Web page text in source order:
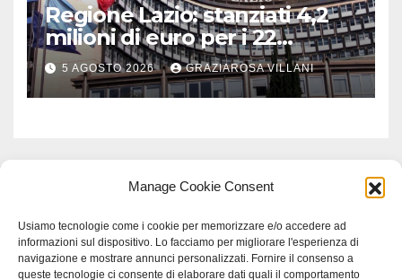
Manage Cookie Consent
Usiamo tecnologie come i cookie per memorizzare e/o accedere ad
informazioni sul dispositivo. Lo facciamo per migliorare l'esperienza di
navigazione e mostrare annunci personalizzati. Fornire il consenso a
queste tecnologie ci consente di elaborare dati quali il comportamento
Regione Lazio: stanziati 4,2
milioni di euro per i 22
Comuni dell’Etruria
Meridionale
5 AGOSTO 2026 GRAZIAROSA VILLANI